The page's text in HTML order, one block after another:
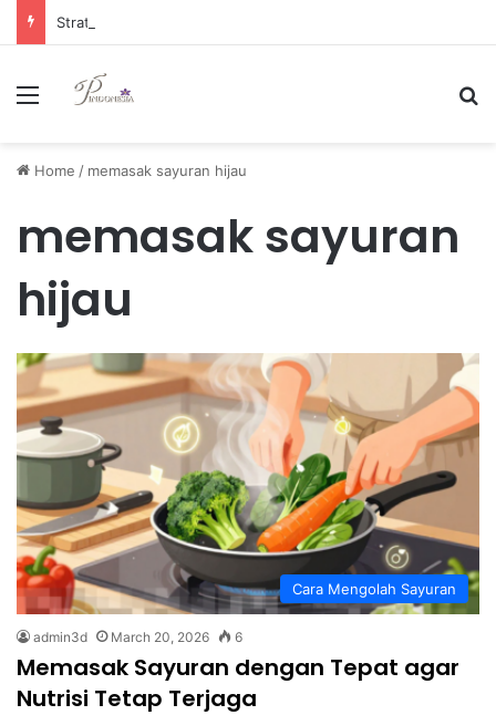
Menu
Home / memasak sayuran hijau
memasak sayuran
hijau
Cara Mengolah Sayuran
admin3d March 20, 2026 6
Memasak Sayuran dengan Tepat agar
Nutrisi Tetap Terjaga